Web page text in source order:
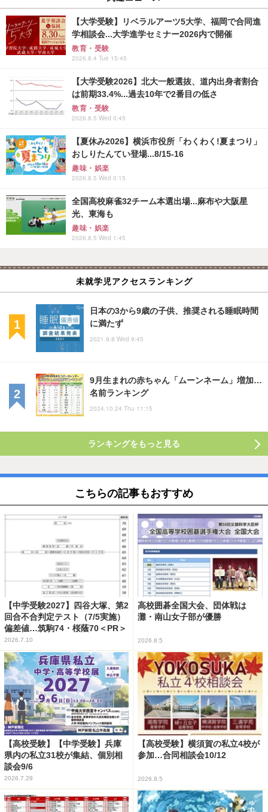
【大学受験】リベラルアーツ5大学、福岡で合同進
学相談会...大学進学セミナー2026内で開催
教育・受験
2026.8.4 Tue 15:45
【大学受験2026】北大一般選抜、道内出身者割合
は前期33.4%...過去10年で2番目の低さ
教育・受験
2026.8.5 Wed 0:45
【夏休み2026】横浜市役所「わくわく!夏まつり」
おしりたんてい登場...8/15-16
趣味・娯楽
2026.8.5 Wed 0:15
全国高校麻雀32チーム本選出場...麻布や大阪星
光、東海も
趣味・娯楽
2026.8.5 Wed 1:45
未就学児アクセスランキング
日本の3から9歳の子供、推奨される睡眠時間
に満たず
2021.9.8 Wed 9:45
9月生まれの赤ちゃん「ムーンネーム」増加…
名前ランキング
2024.10.24 Thu 11:15
ランキングをもっと見る
こちらの記事もおすすめ
【中学受験2027】四谷大塚、第2
回合不合判定テスト（7/5実施）
偏差値…筑駒74・桜蔭70＜PR＞
2026.7.10
高校囲碁全国大会、団体戦は
灘・南山女子部が優勝
2026.8.5
【高校受験】【中学受験】兵庫
県内の私立31校が集結、個別相
談会9/6
2026.7.28
【高校受験】横須賀の私立4校が
参加…合同相談会10/12
2026.8.5